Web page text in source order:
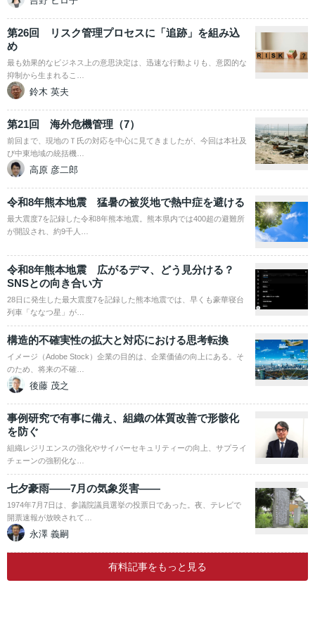
第26回 リスク管理プロセスに「追跡」を組み込
め
最も効果的なビジネス上の意思決定は、迅速な行動よりも、意図的な
抑制から生まれるこ…
鈴木 英夫
第21回 海外危機管理（7）
前回まで、現地のＴ氏の対応を中心に見てきましたが、今回は本社及
び中東地域の統括機…
高原 彦二郎
令和8年熊本地震 猛暑の被災地で熱中症を避ける
最大震度7を記録した令和8年熊本地震。熊本県内では400超の避難所
が開設され、約9千人…
令和8年熊本地震 広がるデマ、どう見分ける？
SNSとの向き合い方
28日に発生した最大震度7を記録した熊本地震では、早くも豪華寝台
列車「ななつ星」が…
構造的不確実性の拡大と対応における思考転換
イメージ（Adobe Stock）企業の目的は、企業価値の向上にある。そ
のため、将来の不確…
後藤 茂之
事例研究で有事に備え、組織の体質改善で形骸化
を防ぐ
組織レジリエンスの強化やサイバーセキュリティーの向上、サプライ
チェーンの強靭化な…
七夕豪雨――7月の気象災害――
1974年7月7日は、参議院議員選挙の投票日であった。夜、テレビで
開票速報が放映されて…
永澤 義嗣
有料記事をもっと見る